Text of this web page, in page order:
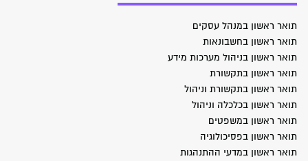
תואר ראשון במנהל עסקים
תואר ראשון בחשבונאות
תואר ראשון בניהול מערכות מידע
תואר ראשון בתקשורת
תואר ראשון בתקשורת וניהול
תואר ראשון בכלכלה וניהול
תואר ראשון במשפטים
תואר ראשון בפסיכולוגיה
תואר ראשון במדעי ההתנהגות